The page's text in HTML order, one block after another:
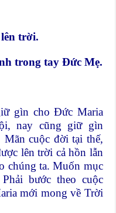
trời.
trong tay Đức Mẹ.
gìn cho Đức Maria
nay cũng giữ gìn
cuộc đời tại thế,
lên trời cả hồn lẫn
chúng ta. Muốn mục
bước theo cuộc
mới mong về Trời